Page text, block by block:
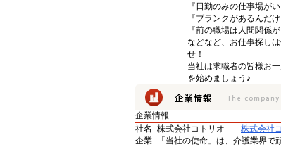
『日勤のみの仕事場がい
『ブランクがあるんだけ
『前の職場は人間関係
などなど、お仕事探し
せ！
当社は求職者の皆様お
を始めましょう♪
企業情報
社名
株式会社コトリオ
株式会社
企業
「当社の使命」は、介護業界